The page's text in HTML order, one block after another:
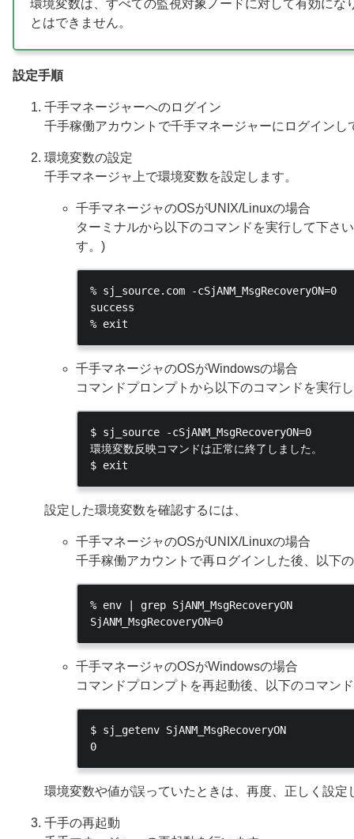
環境変数は、すべての監視対象ノードに対して有効に
とはできません。
設定手順
千手マネージャーへのログイン
千手稼働アカウントで千手マネージャーにログインし
環境変数の設定
千手マネージャ上で環境変数を設定します。
千手マネージャのOSがUNIX/Linuxの場合
ターミナルから以下のコマンドを実行して下さ
す。)
% sj_source.com -cSjANM_MsgRecoveryON=0
success
千手マネージャのOSがWindowsの場合
コマンドプロンプトから以下のコマンドを実行
$ sj_source -cSjANM_MsgRecoveryON=0
環境変数反映コマンドは正常に終了しました。
設定した環境変数を確認するには、
千手マネージャのOSがUNIX/Linuxの場合
千手稼働アカウントで再ログインした後、以下
% env | grep SjANM_MsgRecoveryON
千手マネージャのOSがWindowsの場合
コマンドプロンプトを再起動後、以下のコマン
$ sj_getenv SjANM_MsgRecoveryON
環境変数や値が誤っていたときは、再度、正しく設定
千手の再起動